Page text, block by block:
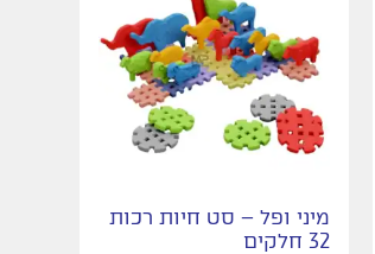
מיני ופל – סט חיות רכות
32 חלקים